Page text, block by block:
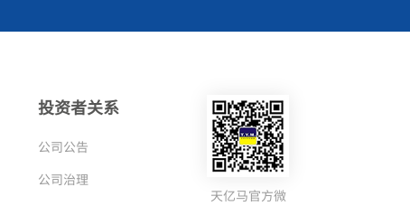
投资者关系
公司公告
公司治理
天亿马官方微